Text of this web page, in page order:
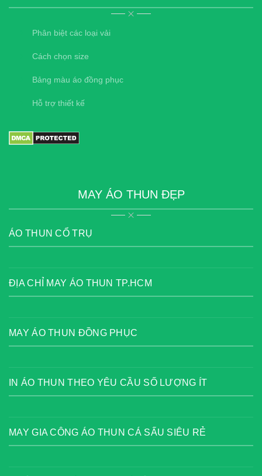
Phân biệt các loại vải
Cách chọn size
Bảng màu áo đồng phục
Hỗ trợ thiết kế
MAY ÁO THUN ĐẸP
ÁO THUN CỔ TRỤ
ĐỊA CHỈ MAY ÁO THUN TP.HCM
MAY ÁO THUN ĐỒNG PHỤC
IN ÁO THUN THEO YÊU CẦU SỐ LƯỢNG ÍT
MAY GIA CÔNG ÁO THUN CÁ SẤU SIÊU RẺ